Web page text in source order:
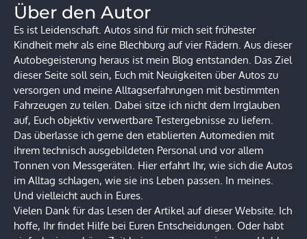
Über den Autor
Es ist Leidenschaft. Autos sind für mich seit frühester
Kindheit mehr als eine Blechburg auf vier Rädern. Aus dieser
Autobegeisterung heraus ist mein Blog entstanden. Das Ziel
dieser Seite soll sein, Euch mit Neuigkeiten über Autos zu
versorgen und meine Alltagserfahrungen mit bestimmten
Fahrzeugen zu teilen. Dabei sitze ich nicht dem Irrglauben
auf, Euch objektiv verwertbare Testergebnisse zu liefern.
Das überlasse ich gerne den etablierten Automedien mit
ihrem technisch ausgebildeten Personal und vor allem
Tonnen von Messgeräten. Hier erfahrt Ihr, wie sich die Autos
im Alltag schlagen, wie sie ins Leben passen. In meines.
Und vielleicht auch in Eures.
Vielen Dank für das Lesen der Artikel auf dieser Website. Ich
hoffe, Ihr findet Hilfe bei Euren Entscheidungen. Oder habt